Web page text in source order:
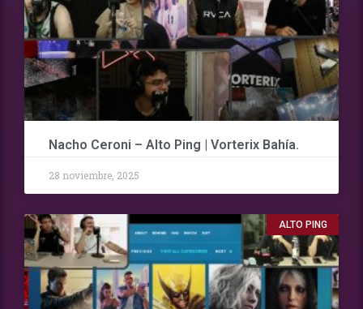
Nacho Ceroni – Alto Ping | Vorterix Bahía.
28 noviembre, 2025
ALTO PING